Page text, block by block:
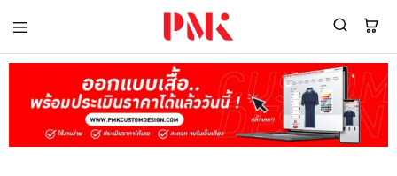
PMK
Polomaker
ผู้
ผลิต
สินค้า
สร้าง
แบรนด์
ผู้
ผลิต
เสื้อ
โปโล
ยูนิฟอร์ม
บริษัท
มาตรฐาน